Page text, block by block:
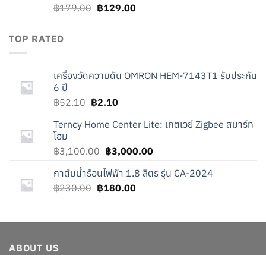
฿179.00 Original
฿129.00Current
TOP RATED
เครื่องวัดความดัน OMRON HEM-7143T1 รับประกัน
6 ปี
฿52.10 Original
was:
฿2.10Current
is:
Terncy Home Center Lite: เกตเวย์ Zigbee สมาร์ท
โฮม
฿3,100.00 Original
was:
฿3,100.00.
฿3,000.00Current
is:
กาต้มน้ำร้อนไฟฟ้า 1.8 ลิตร รุ่น CA-2024
฿230.00 Original
฿230.00.
฿180.00Current
฿180.00.
ABOUT US